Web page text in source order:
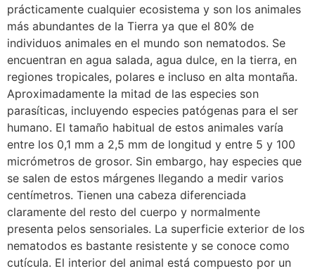
prácticamente cualquier ecosistema y son los animales
más abundantes de la Tierra ya que el 80% de
individuos animales en el mundo son nematodos. Se
encuentran en agua salada, agua dulce, en la tierra, en
regiones tropicales, polares e incluso en alta montaña.
Aproximadamente la mitad de las especies son
parasíticas, incluyendo especies patógenas para el ser
humano. El tamaño habitual de estos animales varía
entre los 0,1 mm a 2,5 mm de longitud y entre 5 y 100
micrómetros de grosor. Sin embargo, hay especies que
se salen de estos márgenes llegando a medir varios
centímetros. Tienen una cabeza diferenciada
claramente del resto del cuerpo y normalmente
presenta pelos sensoriales. La superficie exterior de los
nematodos es bastante resistente y se conoce como
cutícula. El interior del animal está compuesto por un